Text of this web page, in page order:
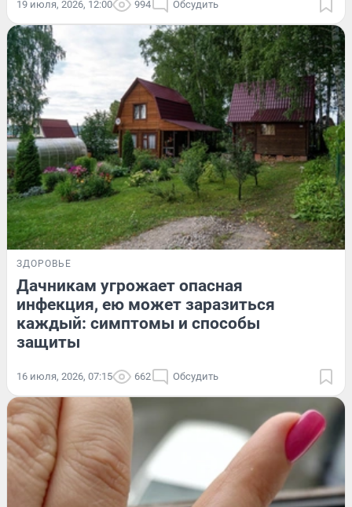
19 июля, 2026, 12:00 994 Обсудить
ЗДОРОВЬЕ
Дачникам угрожает опасная
инфекция, ею может заразиться
каждый: симптомы и способы
защиты
16 июля, 2026, 07:15 662 Обсудить